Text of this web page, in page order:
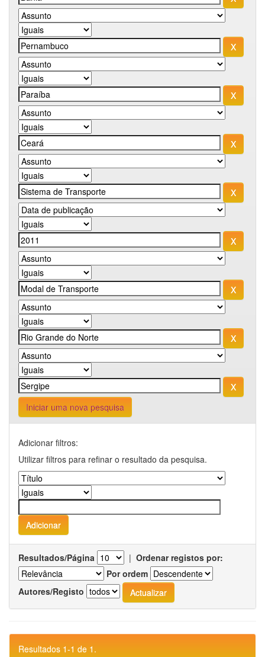
Iniciar uma nova pesquisa
Adicionar filtros:
Utilizar filtros para refinar o resultado da pesquisa.
Resultados/Página | Ordenar registos por:
Por ordem
Autores/Registo
Resultados 1-1 de 1.